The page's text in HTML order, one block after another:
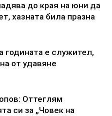
до края на юни да
хазната била празна
годината е служител,
от удавяне
Оттеглям
си за „Човек на